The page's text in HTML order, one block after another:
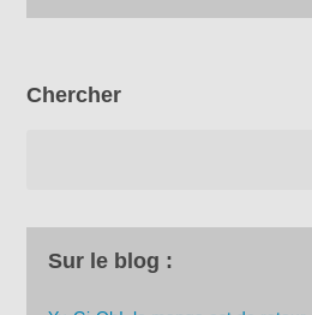
Chercher
Sur le blog :